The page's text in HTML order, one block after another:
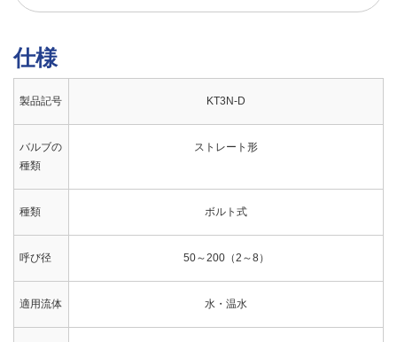
仕様
製品記号 KT3N-D
バルブの
種類
ストレート形
種類 ボルト式
呼び径 50～200（2～8）
適用流体 水・温水